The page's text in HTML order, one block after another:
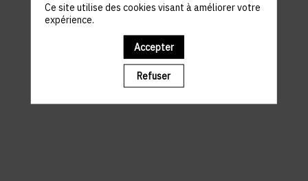
Il manque du contenu : rafraichissez votre navigateur
Ce site utilise des cookies visant à améliorer votre
expérience.
Accepter
Refuser